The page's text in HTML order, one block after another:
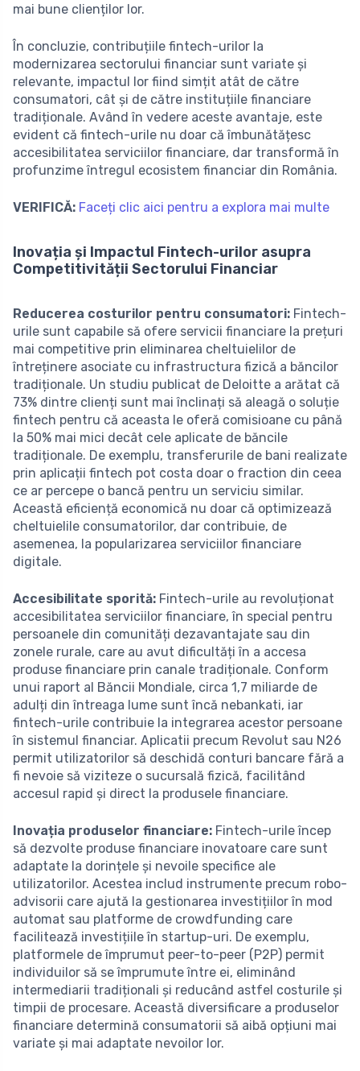
mai bune clienților lor.
În concluzie, contribuțiile fintech-urilor la
modernizarea sectorului financiar sunt variate și
relevante, impactul lor fiind simțit atât de către
consumatori, cât și de către instituțiile financiare
tradiționale. Având în vedere aceste avantaje, este
evident că fintech-urile nu doar că îmbunătățesc
accesibilitatea serviciilor financiare, dar transformă în
profunzime întregul ecosistem financiar din România.
VERIFICĂ: Faceți clic aici pentru a explora mai multe
Inovația și Impactul Fintech-urilor asupra
Competitivității Sectorului Financiar
Reducerea costurilor pentru consumatori: Fintech-
urile sunt capabile să ofere servicii financiare la prețuri
mai competitive prin eliminarea cheltuielilor de
întreținere asociate cu infrastructura fizică a băncilor
tradiționale. Un studiu publicat de Deloitte a arătat că
73% dintre clienți sunt mai înclinați să aleagă o soluție
fintech pentru că aceasta le oferă comisioane cu până
la 50% mai mici decât cele aplicate de băncile
tradiționale. De exemplu, transferurile de bani realizate
prin aplicații fintech pot costa doar o fraction din ceea
ce ar percepe o bancă pentru un serviciu similar.
Această eficiență economică nu doar că optimizează
cheltuielile consumatorilor, dar contribuie, de
asemenea, la popularizarea serviciilor financiare
digitale.
Accesibilitate sporită: Fintech-urile au revoluționat
accesibilitatea serviciilor financiare, în special pentru
persoanele din comunități dezavantajate sau din
zonele rurale, care au avut dificultăți în a accesa
produse financiare prin canale tradiționale. Conform
unui raport al Băncii Mondiale, circa 1,7 miliarde de
adulți din întreaga lume sunt încă nebankati, iar
fintech-urile contribuie la integrarea acestor persoane
în sistemul financiar. Aplicatii precum Revolut sau N26
permit utilizatorilor să deschidă conturi bancare fără a
fi nevoie să viziteze o sucursală fizică, facilitând
accesul rapid și direct la produsele financiare.
Inovația produselor financiare: Fintech-urile încep
să dezvolte produse financiare inovatoare care sunt
adaptate la dorințele și nevoile specifice ale
utilizatorilor. Acestea includ instrumente precum robo-
advisorii care ajută la gestionarea investițiilor în mod
automat sau platforme de crowdfunding care
facilitează investițiile în startup-uri. De exemplu,
platformele de împrumut peer-to-peer (P2P) permit
individuilor să se împrumute între ei, eliminând
intermediarii tradiționali și reducând astfel costurile și
timpii de procesare. Această diversificare a produselor
financiare determină consumatorii să aibă opțiuni mai
variate și mai adaptate nevoilor lor.